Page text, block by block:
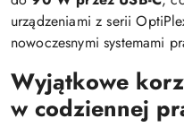
urządzeniami z serii
nowoczesnymi systemami
Wyjątkowe
w codziennej